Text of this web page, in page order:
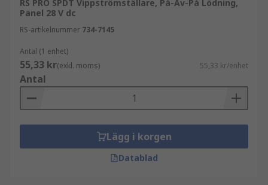
RS PRO SPDT Vippströmställare, På-Av-På Lödning,
Panel 28 V dc
RS-artikelnummer 734-7145
Antal (1 enhet)
55,33 kr(exkl. moms) 55,33 kr/enhet
Antal
Lägg i korgen
Datablad